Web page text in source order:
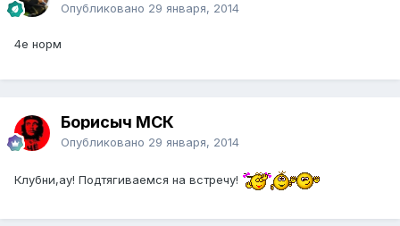
Опубликовано 29 января, 2014
4е норм
Борисыч МСК
Опубликовано 29 января, 2014
Клубни,ау! Подтягиваемся на встречу!